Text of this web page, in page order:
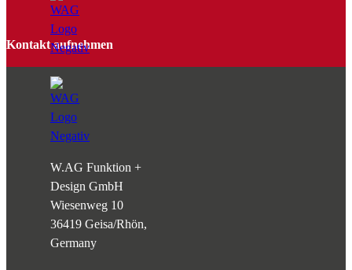
Kontakt aufnehmen
W.AG Funktion +
Design GmbH
Wiesenweg 10
36419 Geisa/Rhön,
Germany